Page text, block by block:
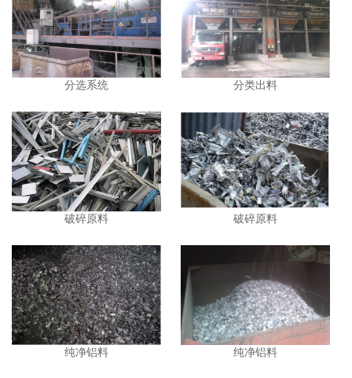
分选系统 分类出料
破碎原料 破碎原料
纯净铝料 纯净铝料